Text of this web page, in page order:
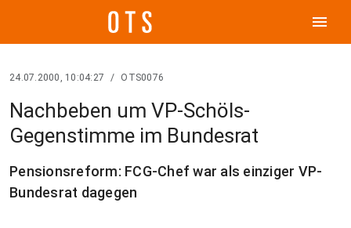
menu
24.07.2000, 10:04:27 / OTS0076
Nachbeben um VP-Schöls-
Gegenstimme im Bundesrat
Pensionsreform: FCG-Chef war als einziger VP-
Bundesrat dagegen